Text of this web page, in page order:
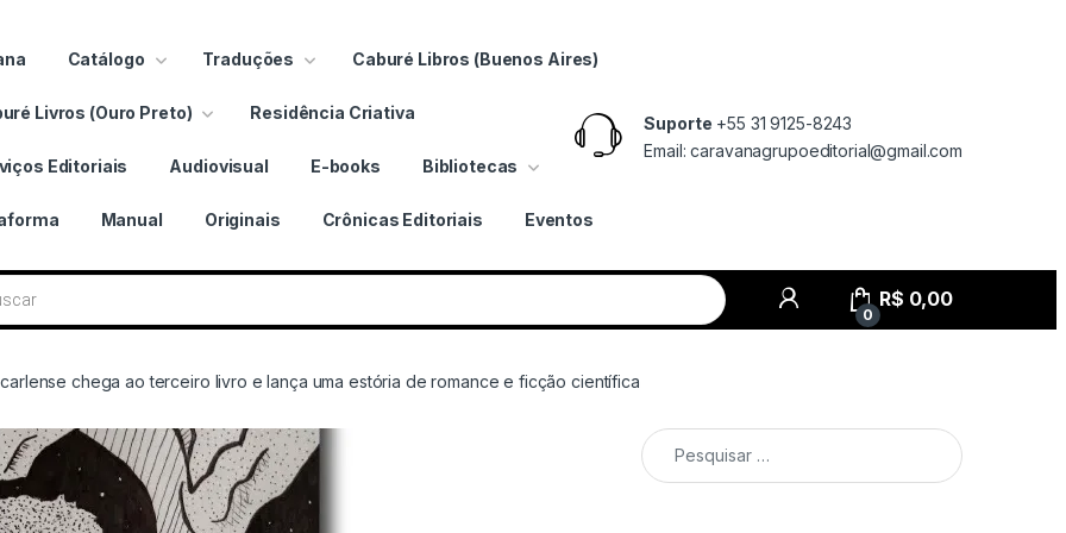
Catálogo Traduções Caburé Libros (Buenos Aires)
Livros (Ouro Preto) Residência Criativa
Editoriais Audiovisual E-books Bibliotecas
Manual Originais Crônicas Editoriais Eventos
Suporte +55 31 9125-8243
Email: caravanagrupoeditorial@gmail.com
livros
0
R$ 0,00
chega ao terceiro livro e lança uma estória de romance e ficção científica
Pesquisar por: